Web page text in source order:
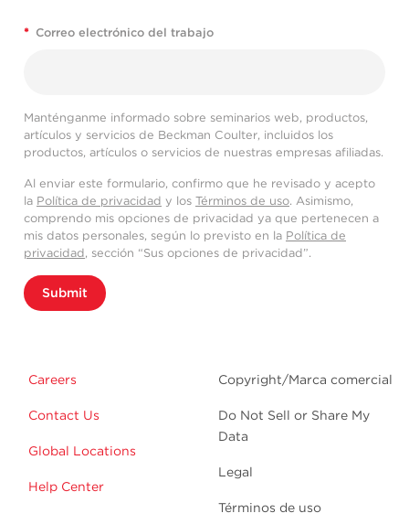
* Correo electrónico del trabajo
Manténganme informado sobre seminarios web, productos,
artículos y servicios de Beckman Coulter, incluidos los
productos, artículos o servicios de nuestras empresas afiliadas.
Al enviar este formulario, confirmo que he revisado y acepto
la Política de privacidad y los Términos de uso. Asimismo,
comprendo mis opciones de privacidad ya que pertenecen a
mis datos personales, según lo previsto en la Política de
privacidad, sección “Sus opciones de privacidad”.
Submit
Careers
Contact Us
Global Locations
Help Center
Copyright/Marca comercial
Do Not Sell or Share My
Data
Legal
Términos de uso